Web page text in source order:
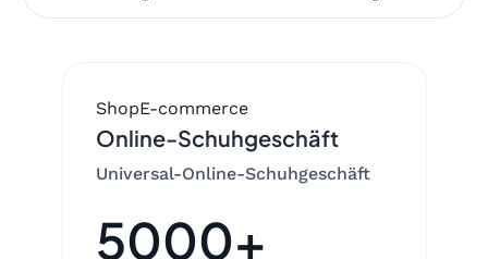
ShopE-commerce
Online-Schuhgeschäft
Universal-Online-Schuhgeschäft
5000+